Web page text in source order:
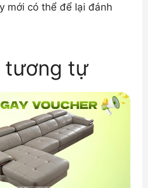
mới có thể để lại đánh
tương tự